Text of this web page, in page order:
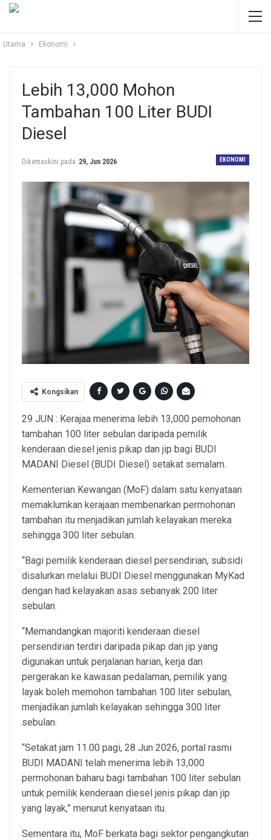
Utama Ekonomi
Lebih 13,000 Mohon
Tambahan 100 Liter BUDI
Diesel
EKONOMI
Dikemaskini pada 29, Jun 2026
Kongsikan
29 JUN : Kerajaa menerima lebih 13,000 pemohonan
tambahan 100 liter sebulan daripada pemilik
kenderaan diesel jenis pikap dan jip bagi BUDI
MADANI Diesel (BUDI Diesel) setakat semalam.
Kementerian Kewangan (MoF) dalam satu kenyataan
memaklumkan kerajaan membenarkan permohonan
tambahan itu menjadikan jumlah kelayakan mereka
sehingga 300 liter sebulan.
“Bagi pemilik kenderaan diesel persendirian, subsidi
disalurkan melalui BUDI Diesel menggunakan MyKad
dengan had kelayakan asas sebanyak 200 liter
sebulan.
“Memandangkan majoriti kenderaan diesel
persendirian terdiri daripada pikap dan jip yang
digunakan untuk perjalanan harian, kerja dan
pergerakan ke kawasan pedalaman, pemilik yang
layak boleh memohon tambahan 100 liter sebulan,
menjadikan jumlah kelayakan sehingga 300 liter
sebulan.
“Setakat jam 11.00 pagi, 28 Jun 2026, portal rasmi
BUDI MADANI telah menerima lebih 13,000
permohonan baharu bagi tambahan 100 liter sebulan
untuk pemilik kenderaan diesel jenis pikap dan jip
yang layak,” menurut kenyataan itu.
Sementara itu, MoF berkata bagi sektor pengangkutan